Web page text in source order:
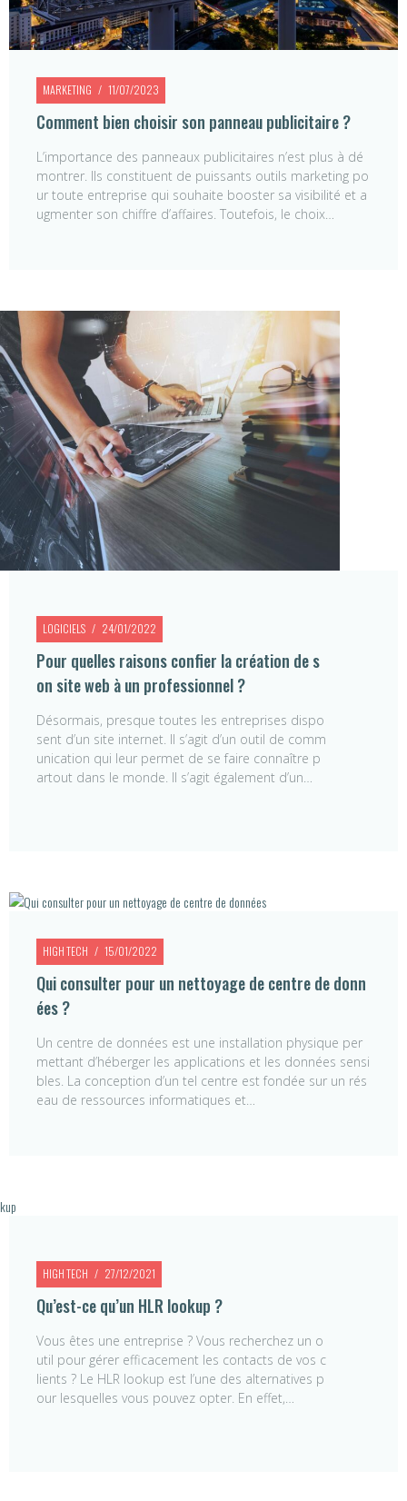
MARKETING 11/07/2023
Comment bien choisir son panneau publicitaire ?
L’importance des panneaux publicitaires n’est plus à dé
montrer. Ils constituent de puissants outils marketing po
ur toute entreprise qui souhaite booster sa visibilité et a
ugmenter son chiffre d’affaires. Toutefois, le choix…
LOGICIELS 24/01/2022
Pour quelles raisons confier la création de s
on site web à un professionnel ?
Désormais, presque toutes les entreprises dispo
sent d’un site internet. Il s’agit d’un outil de comm
unication qui leur permet de se faire connaître p
artout dans le monde. Il s’agit également d’un…
HIGH TECH 15/01/2022
Qui consulter pour un nettoyage de centre de donn
ées ?
Un centre de données est une installation physique per
mettant d’héberger les applications et les données sensi
bles. La conception d’un tel centre est fondée sur un rés
eau de ressources informatiques et…
HIGH TECH 27/12/2021
Qu’est-ce qu’un HLR lookup ?
Vous êtes une entreprise ? Vous recherchez un o
util pour gérer efficacement les contacts de vos c
lients ? Le HLR lookup est l’une des alternatives p
our lesquelles vous pouvez opter. En effet,…